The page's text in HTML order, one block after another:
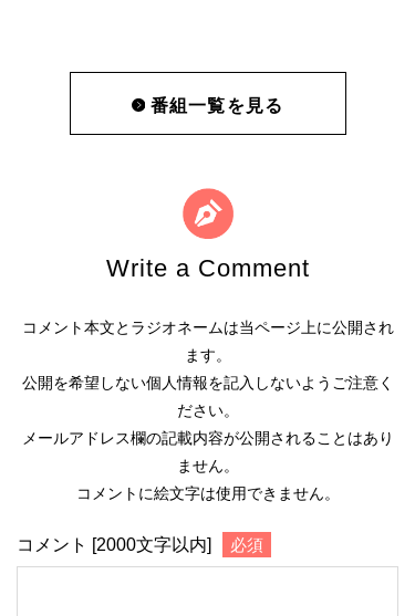
番組一覧を見る
Write a Comment
コメント本文とラジオネームは当ページ上に公開され
ます。
公開を希望しない個人情報を記入しないようご注意く
ださい。
メールアドレス欄の記載内容が公開されることはあり
ません。
コメントに絵文字は使用できません。
コメント [2000文字以内] 必須